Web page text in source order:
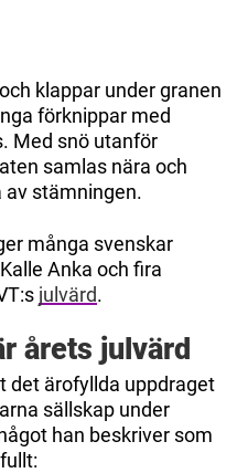
klappar under granen
förknippar med
Med snö utanför
samlas nära och
av stämningen.
många svenskar
Anka och fira
julvärd.
årets julvärd
det ärofyllda uppdraget
sällskap under
han beskriver som